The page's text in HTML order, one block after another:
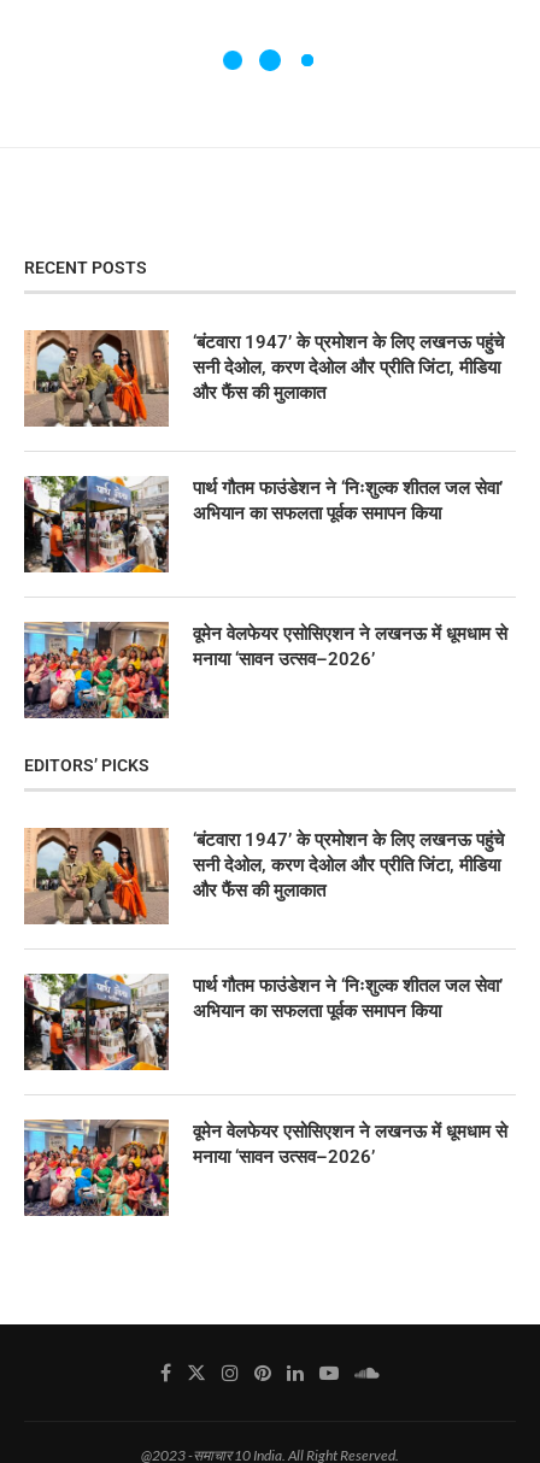
RECENT POSTS
‘बंटवारा 1947’ के प्रमोशन के लिए लखनऊ पहुंचे
सनी देओल, करण देओल और प्रीति जिंटा, मीडिया
और फैंस की मुलाकात
पार्थ गौतम फाउंडेशन ने ‘निःशुल्क शीतल जल सेवा’
अभियान का सफलता पूर्वक समापन किया
वूमेन वेलफेयर एसोसिएशन ने लखनऊ में धूमधाम से
मनाया ‘सावन उत्सव–2026’
EDITORS’ PICKS
‘बंटवारा 1947’ के प्रमोशन के लिए लखनऊ पहुंचे
सनी देओल, करण देओल और प्रीति जिंटा, मीडिया
और फैंस की मुलाकात
पार्थ गौतम फाउंडेशन ने ‘निःशुल्क शीतल जल सेवा’
अभियान का सफलता पूर्वक समापन किया
वूमेन वेलफेयर एसोसिएशन ने लखनऊ में धूमधाम से
मनाया ‘सावन उत्सव–2026’
@2023 -समाचार 10 India. All Right Reserved.